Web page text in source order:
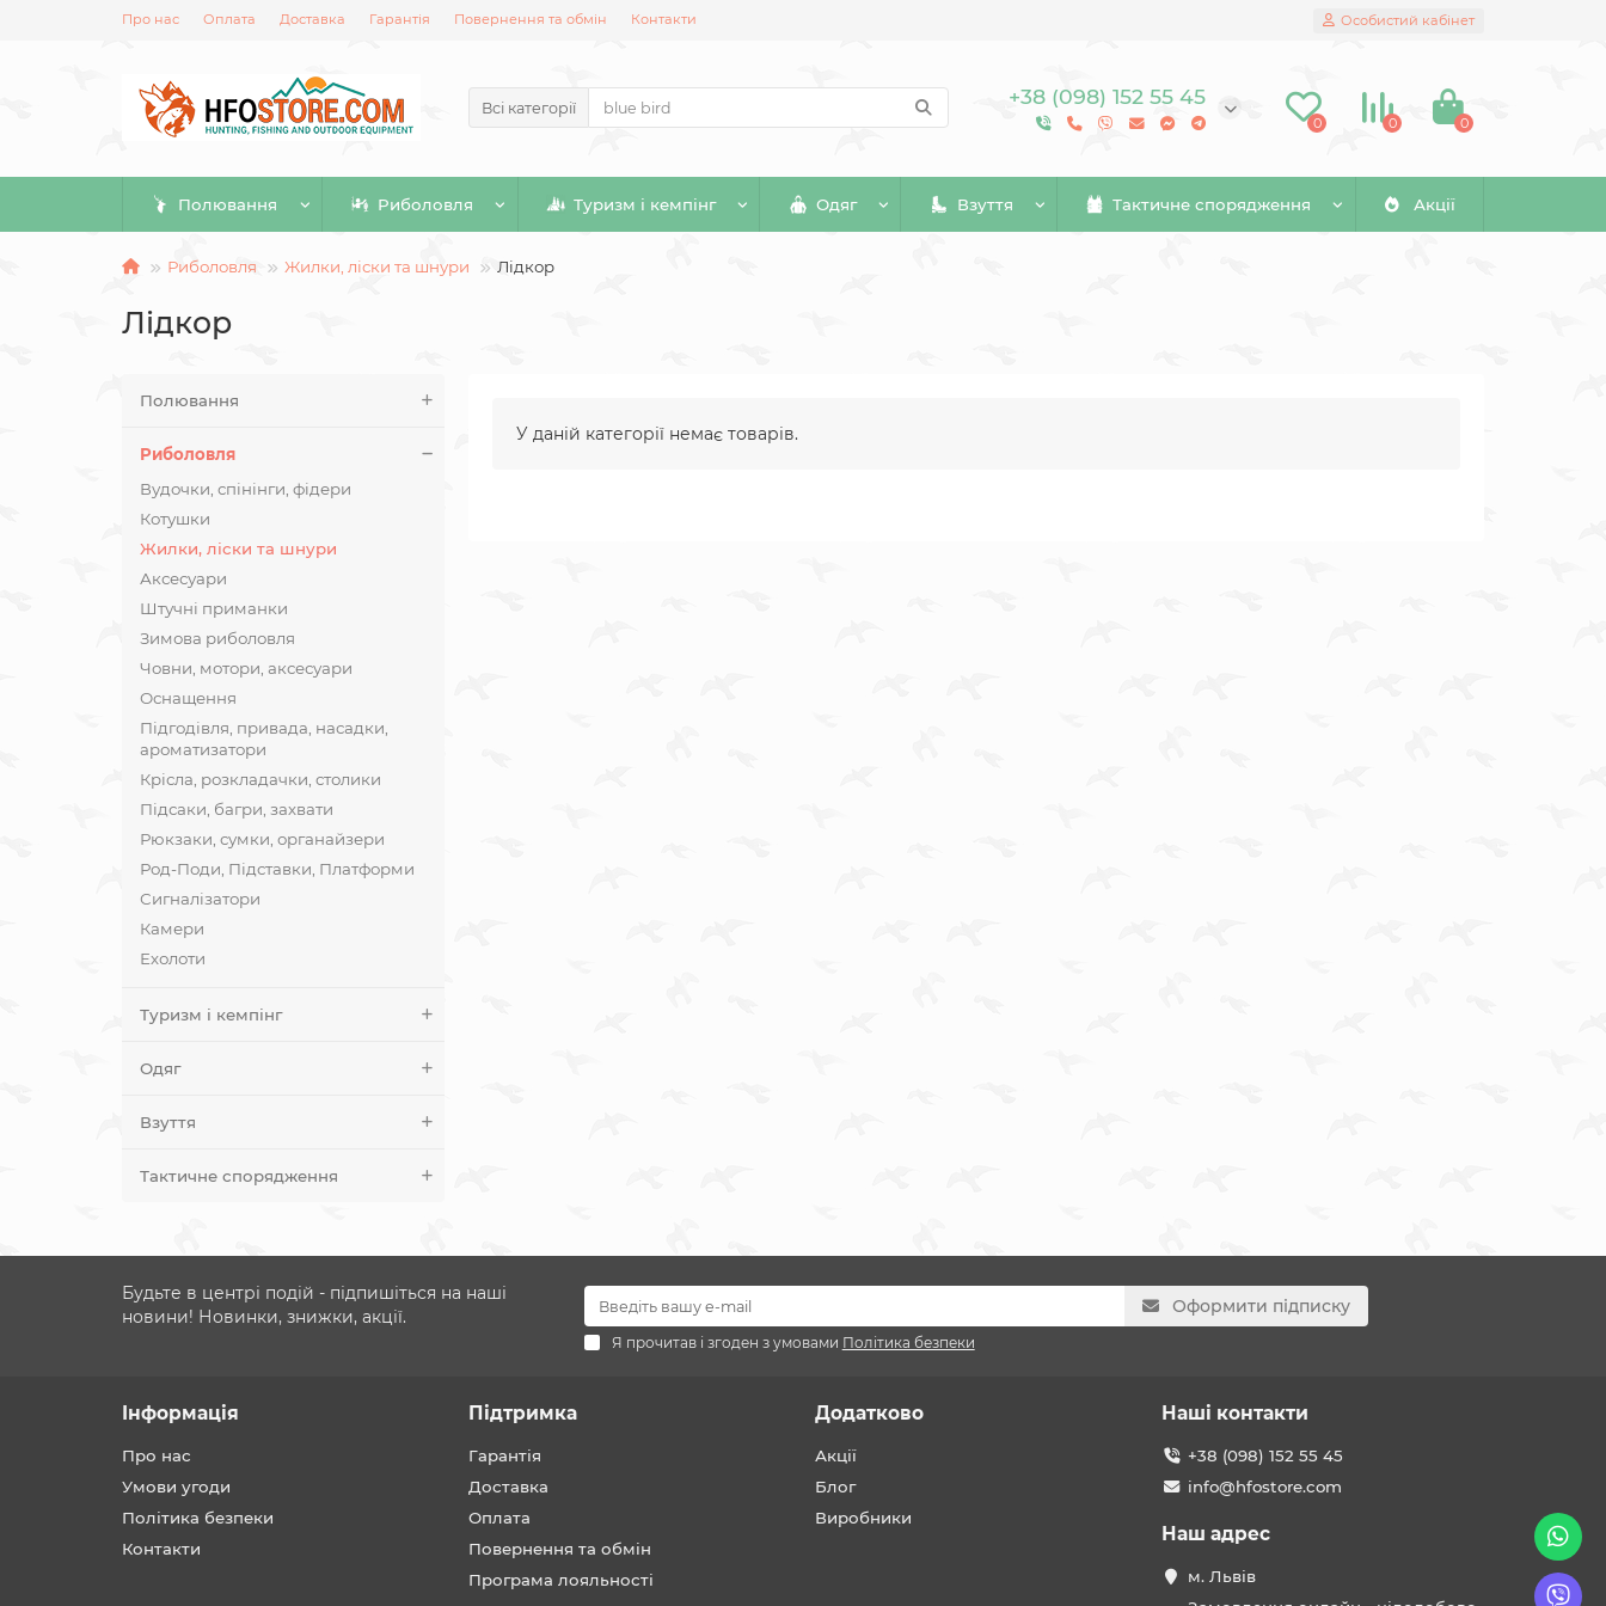
Про нас Оплата Доставка Гарантія Повернення та обмін Контакти Особистий кабінет
Всі категорії +38 (098) 152 55 45
0 0 0
Полювання Риболовля Туризм і кемпінг Одяг Взуття Тактичне спорядження Акції
Риболовля Жилки, ліски та шнури Лідкор
Лідкор
Полювання
Риболовля
Вудочки, спінінги, фідери
Котушки
Жилки, ліски та шнури
Аксесуари
Штучні приманки
Зимова риболовля
Човни, мотори, аксесуари
Оснащення
Підгодівля, привада, насадки,
ароматизатори
Крісла, розкладачки, столики
Підсаки, багри, захвати
Рюкзаки, сумки, органайзери
Род-Поди, Підставки, Платформи
Сигналізатори
Камери
Ехолоти
Туризм і кемпінг
Одяг
Взуття
Тактичне спорядження
У даній категорії немає товарів.
Будьте в центрі подій - підпишіться на наші
новини! Новинки, знижки, акції.
Оформити підписку
Я прочитав і згоден з умовами Політика безпеки
Інформація
Про нас
Умови угоди
Політика безпеки
Контакти
Підтримка
Гарантія
Доставка
Оплата
Повернення та обмін
Програма лояльності
Додатково
Акції
Блог
Виробники
Наші контакти
+38 (098) 152 55 45
info@hfostore.com
Наш адрес
м. Львів